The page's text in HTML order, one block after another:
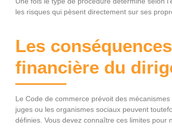
les risques qui pèsent directement sur ses
Les
financière du
Le Code de commerce prévoit des
juges ou les organismes sociaux peuvent
définies. Vous devez connaître ces limites pour